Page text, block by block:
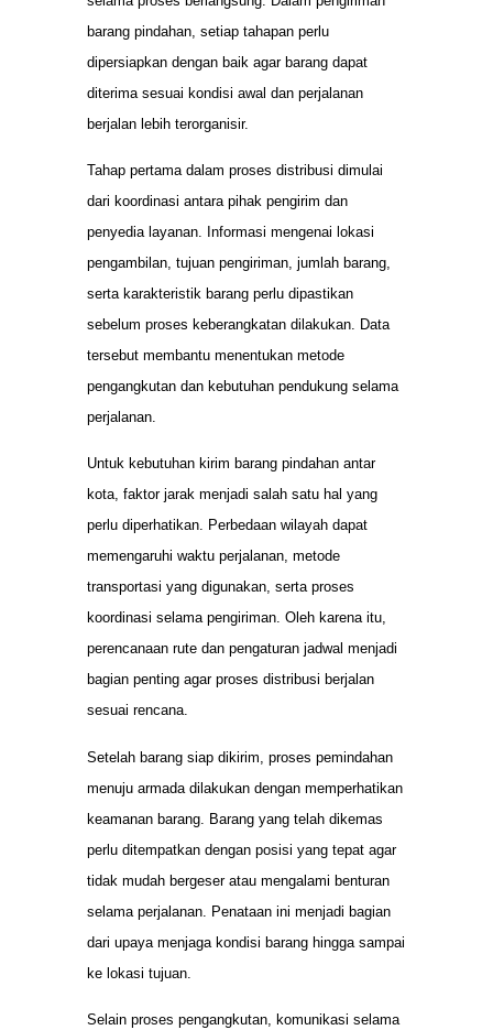
barang pindahan, setiap tahapan perlu
dipersiapkan dengan baik agar barang dapat
diterima sesuai kondisi awal dan perjalanan
berjalan lebih terorganisir.
Tahap pertama dalam proses distribusi dimulai
dari koordinasi antara pihak pengirim dan
penyedia layanan. Informasi mengenai lokasi
pengambilan, tujuan pengiriman, jumlah barang,
serta karakteristik barang perlu dipastikan
sebelum proses keberangkatan dilakukan. Data
tersebut membantu menentukan metode
pengangkutan dan kebutuhan pendukung selama
perjalanan.
Untuk kebutuhan kirim barang pindahan antar
kota, faktor jarak menjadi salah satu hal yang
perlu diperhatikan. Perbedaan wilayah dapat
memengaruhi waktu perjalanan, metode
transportasi yang digunakan, serta proses
koordinasi selama pengiriman. Oleh karena itu,
perencanaan rute dan pengaturan jadwal menjadi
bagian penting agar proses distribusi berjalan
sesuai rencana.
Setelah barang siap dikirim, proses pemindahan
menuju armada dilakukan dengan memperhatikan
keamanan barang. Barang yang telah dikemas
perlu ditempatkan dengan posisi yang tepat agar
tidak mudah bergeser atau mengalami benturan
selama perjalanan. Penataan ini menjadi bagian
dari upaya menjaga kondisi barang hingga sampai
ke lokasi tujuan.
Selain proses pengangkutan, komunikasi selama